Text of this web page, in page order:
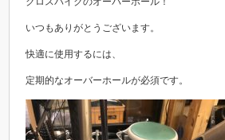
いつもありがとうございます。
快適に使用するには、
定期的なオーバーホールが必須です。